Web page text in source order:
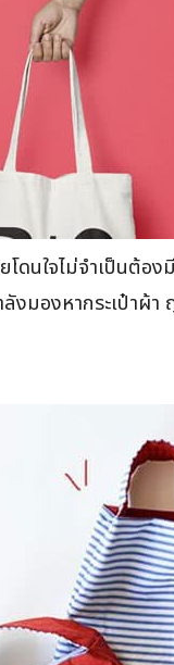
ดนใจไม่จำเป็นต้
มองหากระเป๋าผ้า